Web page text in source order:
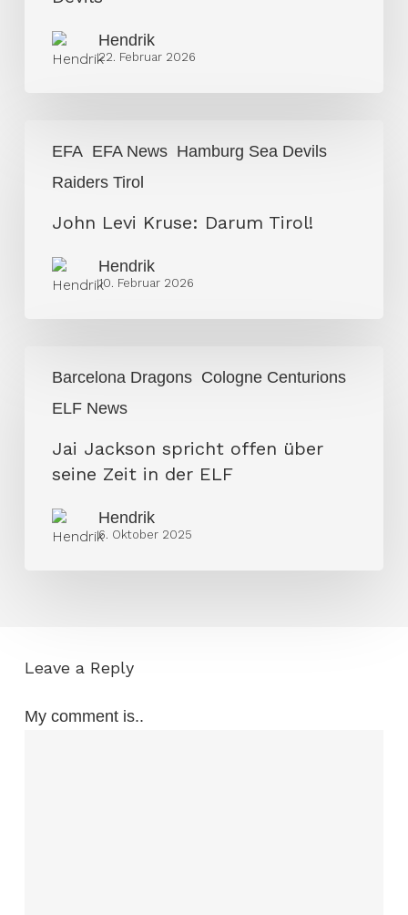
Hendrik
22. Februar 2026
EFA EFA News Hamburg Sea Devils
Raiders Tirol
Kruse:
John Levi Kruse: Darum Tirol!
Hendrik
10. Februar 2026
Barcelona Dragons Cologne Centurions
ELF News
Jackson
spricht
Jai Jackson spricht offen über
seine Zeit in der ELF
Hendrik
6. Oktober 2025
Leave a Reply
My comment is..